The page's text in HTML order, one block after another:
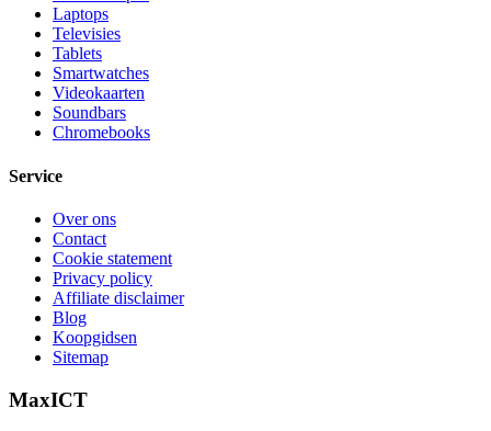
Laptops
Televisies
Tablets
Smartwatches
Videokaarten
Soundbars
Chromebooks
Service
Over ons
Contact
Cookie statement
Privacy policy
Affiliate disclaimer
Blog
Koopgidsen
Sitemap
MaxICT